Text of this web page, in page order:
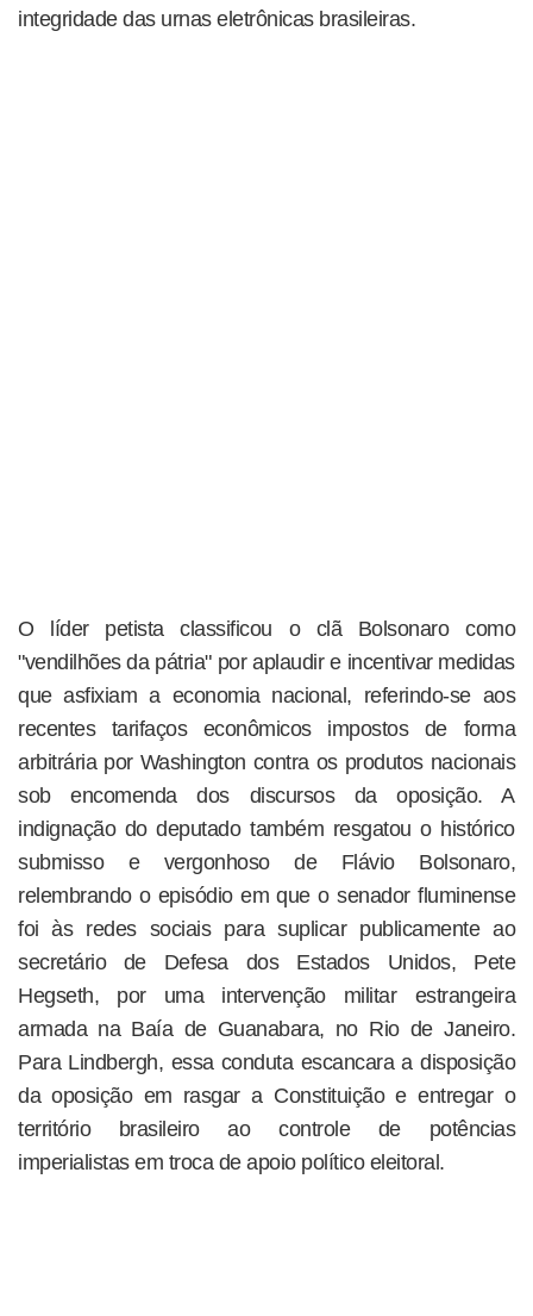
integridade das urnas eletrônicas brasileiras.
O líder petista classificou o clã Bolsonaro como
"vendilhões da pátria" por aplaudir e incentivar medidas
que asfixiam a economia nacional, referindo-se aos
recentes tarifaços econômicos impostos de forma
arbitrária por Washington contra os produtos nacionais
sob encomenda dos discursos da oposição. A
indignação do deputado também resgatou o histórico
submisso e vergonhoso de Flávio Bolsonaro,
relembrando o episódio em que o senador fluminense
foi às redes sociais para suplicar publicamente ao
secretário de Defesa dos Estados Unidos, Pete
Hegseth, por uma intervenção militar estrangeira
armada na Baía de Guanabara, no Rio de Janeiro.
Para Lindbergh, essa conduta escancara a disposição
da oposição em rasgar a Constituição e entregar o
território brasileiro ao controle de potências
imperialistas em troca de apoio político eleitoral.